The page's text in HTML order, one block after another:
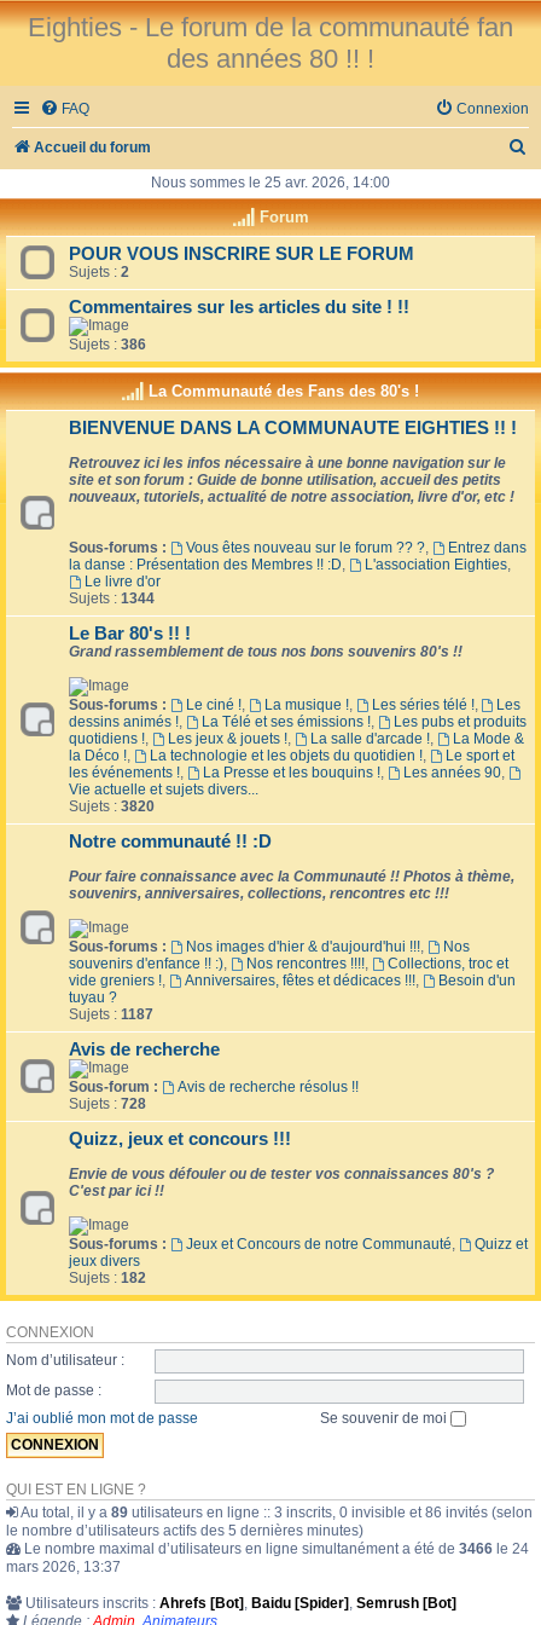
Eighties - Le forum de la communauté fan
des années 80 !! !
FAQ Connexion
Accueil du forum
h
h
e
Nous sommes le 25 avr. 2026, 14:00
Forum
POUR VOUS INSCRIRE SUR LE FORUM
Sujets : 2
Commentaires sur les articles du site ! !!
Sujets : 386
La Communauté des Fans des 80's !
BIENVENUE DANS LA COMMUNAUTE EIGHTIES !! !
Retrouvez ici les infos nécessaire à une bonne navigation sur le
site et son forum : Guide de bonne utilisation, accueil des petits
nouveaux, tutoriels, actualité de notre association, livre d'or, etc !
Sous-forums : Vous êtes nouveau sur le forum ?? ?,
Entrez dans
la danse : Présentation des Membres !! :D, L'association Eighties,
Le livre d'or
Sujets : 1344
Le Bar 80's !! !
Grand rassemblement de tous nos bons souvenirs 80's !!
Sous-forums : Le ciné !, La musique !, Les séries télé !,
Les
dessins animés !, La Télé et ses émissions !,
Les pubs et produits
quotidiens !, Les jeux & jouets !, La salle d'arcade !,
La Mode &
la Déco !, La technologie et les objets du quotidien !,
Le sport et
les événements !, La Presse et les bouquins !, Les années 90,
Vie actuelle et sujets divers...
Sujets : 3820
Notre communauté !! :D
Pour faire connaissance avec la Communauté !! Photos à thème,
souvenirs, anniversaires, collections, rencontres etc !!!
Sous-forums : Nos images d'hier & d'aujourd'hui !!!,
Nos
souvenirs d'enfance !! :), Nos rencontres !!!!,
Collections, troc et
vide greniers !, Anniversaires, fêtes et dédicaces !!!,
Besoin d'un
tuyau ?
Sujets : 1187
Avis de recherche
Sous-forum :
Avis de recherche résolus !!
Sujets : 728
Quizz, jeux et concours !!!
Envie de vous défouler ou de tester vos connaissances 80's ?
C'est par ici !!
Sous-forums : Jeux et Concours de notre Communauté,
Quizz et
jeux divers
Sujets : 182
CONNEXION
Nom d’utilisateur :
Mot de passe :
J’ai oublié mon mot de passe
Se souvenir de moi
QUI EST EN LIGNE ?
Au total, il y a 89 utilisateurs en ligne :: 3 inscrits, 0 invisible et 86 invités (selon
le nombre d’utilisateurs actifs des 5 dernières minutes)
Le nombre maximal d’utilisateurs en ligne simultanément a été de 3466 le 24
mars 2026, 13:37
Utilisateurs inscrits : Ahrefs [Bot] , Baidu [Spider] , Semrush [Bot]
Légende : Admin Animateurs